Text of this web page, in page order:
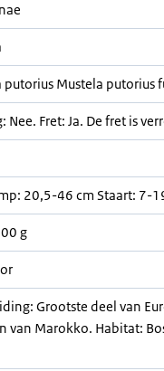
putorius Mustela putorius
Nee. Fret: Ja. De fret is
20,5-46 cm Staart: 7-
g
Grootste deel van
van Marokko. Habitat: